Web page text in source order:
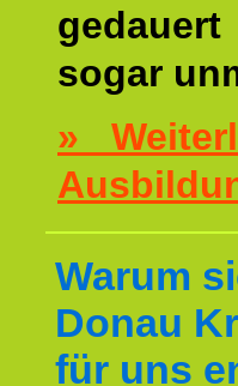
sogar
»
Warum
Donau
für uns